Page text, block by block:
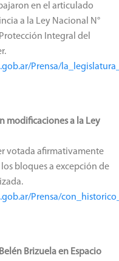
en el articulado
a la Ley Nacional N°
Integral del
Prensa/
modificaciones a la Ley
votada afirmativamente
bloques a excepción de
Prensa/
Brizuela en Espacio